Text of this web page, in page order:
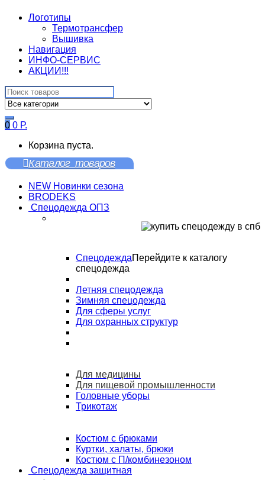
Логотипы
Термотрансфер
Вышивка
Навигация
ИНФО-СЕРВИС
АКЦИИ!!!
Search
for:
0 0 Р.
Корзина пуста.
Каталог товаров
NEW Новинки сезона
BRODEKS
Спецодежда ОПЗ
СпецодеждаПерейдите к каталогу
спецодежда
Летняя спецодежда
Зимняя спецодежда
Для сферы услуг
Для охранных структур
Для медицины
Для пищевой промышленности
Головные уборы
Трикотаж
Костюм с брюками
Куртки, халаты, брюки
Костюм с П/комбинезоном
Спецодежда защитная